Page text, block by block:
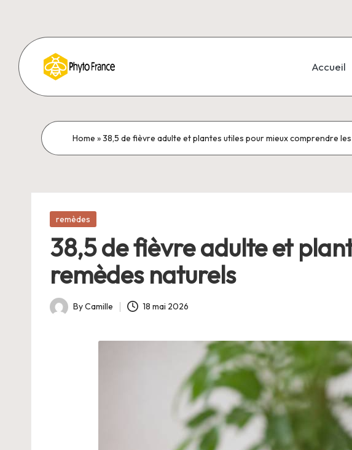
Accueil
Home »38,5 de fièvre adulte et plantes utiles pour mieux comprendre
Posted
remèdes
38,5 de fièvre adulte et
remèdes naturels
Posted
ByCamille 18 mai 2026